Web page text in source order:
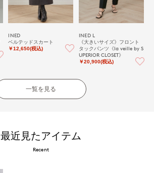
INED
ベルテッドスカート
￥12,650(税込)
INED L
《大きいサイズ》フロント
タックパンツ《la veille by S
UPERIOR CLOSET》
￥20,900(税込)
一覧を見る
最近見たアイテム
Recent